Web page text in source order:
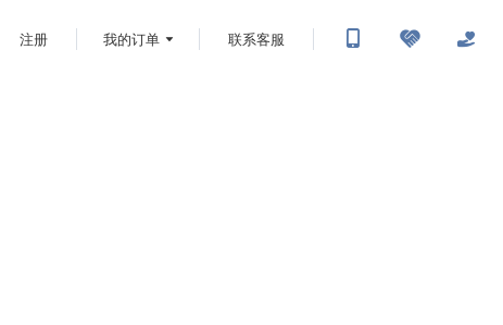
注册 我的订单 联系客服